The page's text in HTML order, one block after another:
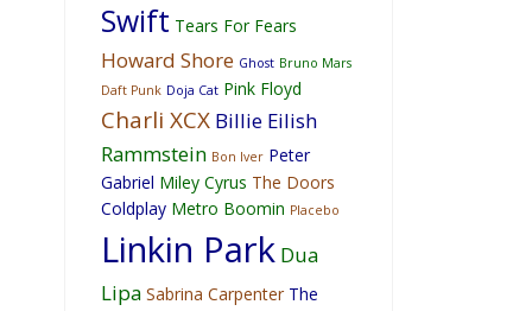
Swift Tears For Fears
Howard Shore Ghost Bruno Mars
Daft Punk Doja Cat Pink Floyd
Charli XCX Billie Eilish
Rammstein Bon Iver Peter
Gabriel Miley Cyrus The Doors
Coldplay Metro Boomin Placebo
Linkin Park Dua
Lipa Sabrina Carpenter The